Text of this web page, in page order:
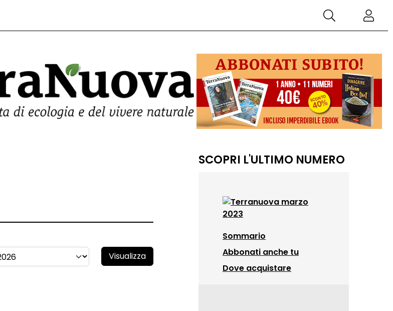
Visualizza
SCOPRI L'ULTIMO NUMERO
Sommario
Abbonati anche tu
Dove acquistare